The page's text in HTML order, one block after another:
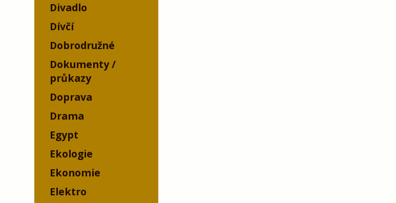
Divadlo
Dívčí
Dobrodružné
Dokumenty /
průkazy
Doprava
Drama
Egypt
Ekologie
Ekonomie
Elektro